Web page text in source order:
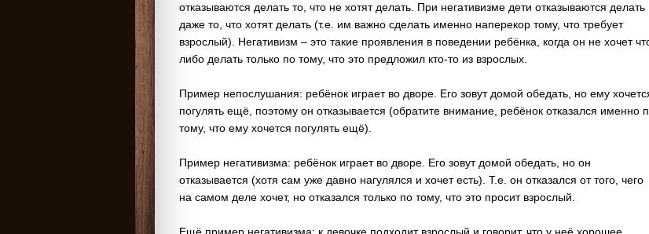
отказываются делать то, что не хотят делать. При негативизме дети отказываются делать
даже то, что хотят делать (т.е. им важно сделать именно наперекор тому, что требует
взрослый). Негативизм – это такие проявления в поведении ребёнка, когда он не хочет
либо делать только по тому, что это предложил кто-то из взрослых.
Пример непослушания: ребёнок играет во дворе. Его зовут домой обедать, но ему
погулять ещё, поэтому он отказывается (обратите внимание, ребёнок отказался именно
тому, что ему хочется погулять ещё).
Пример негативизма: ребёнок играет во дворе. Его зовут домой обедать, но он
отказывается (хотя сам уже давно нагулялся и хочет есть). Т.е. он отказался от того, чего
на самом деле хочет, но отказался только по тому, что это просит взрослый.